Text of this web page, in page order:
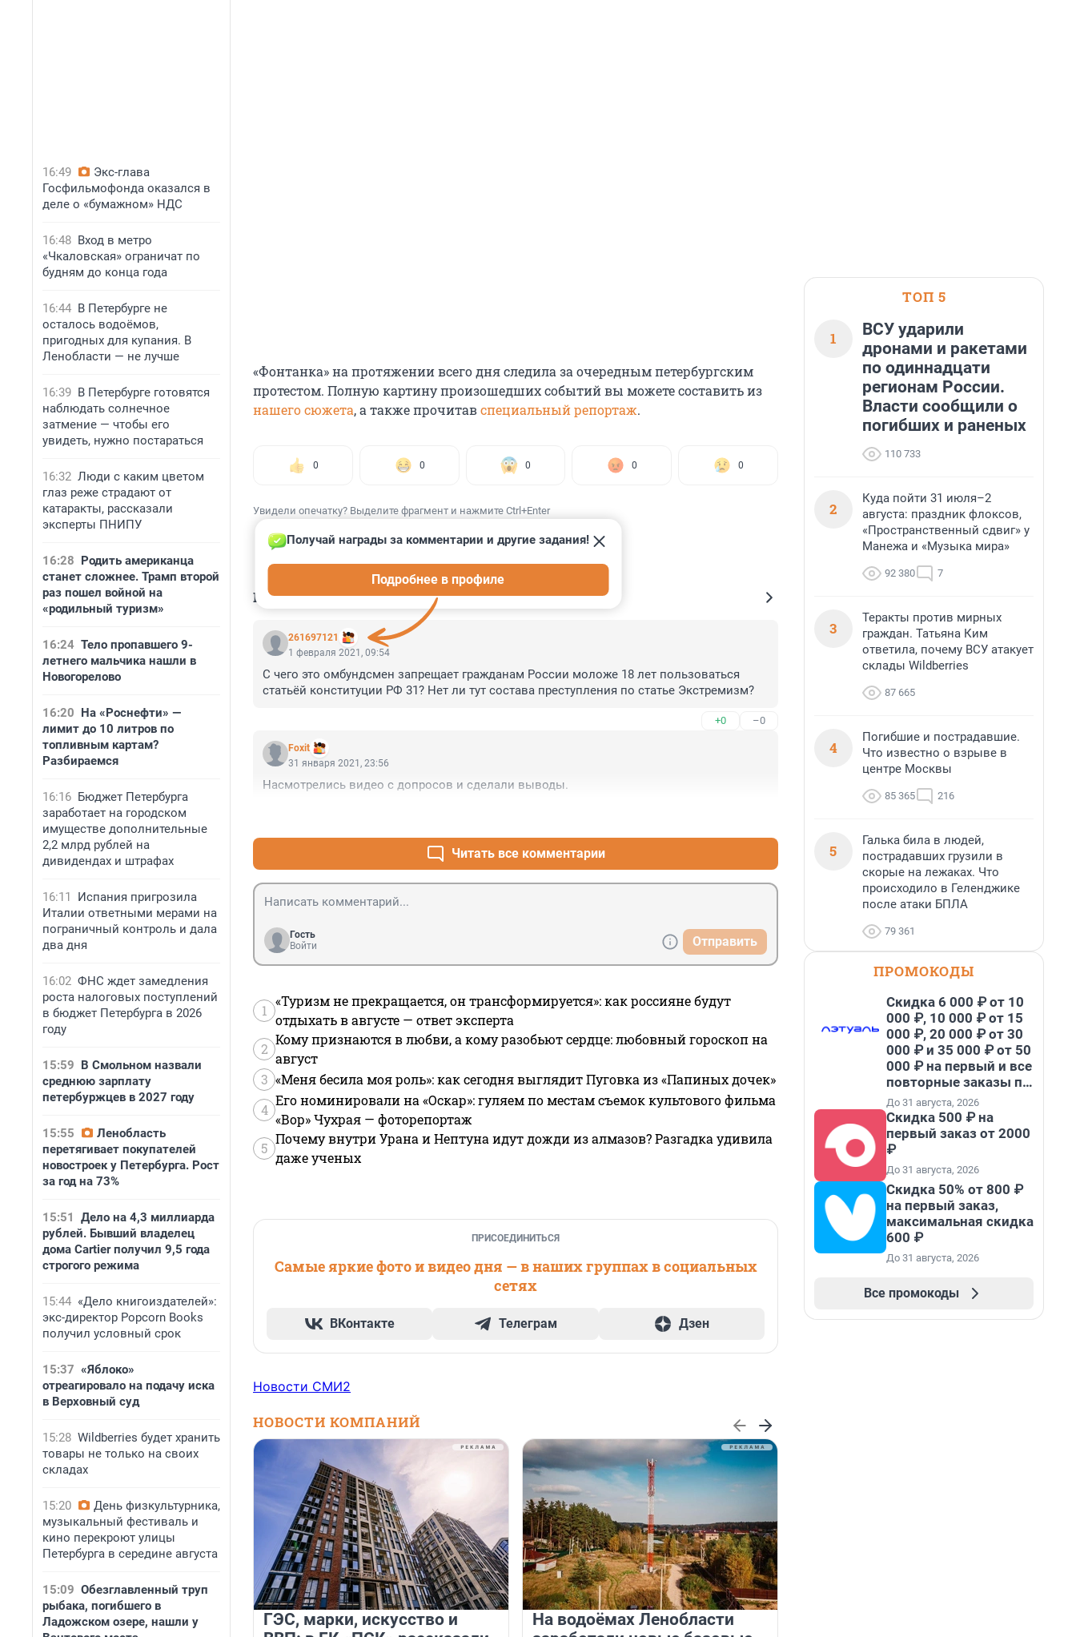
16:49
Экс-глава
Госфильмофонда оказался в
деле о «бумажном» НДС
16:48 Вход в метро
«Чкаловская» ограничат по
будням до конца года
16:44 В Петербурге не
осталось водоёмов,
пригодных для купания. В
Ленобласти — не лучше
16:39 В Петербурге готовятся
наблюдать солнечное
затмение — чтобы его
увидеть, нужно постараться
16:32 Люди с каким цветом
глаз реже страдают от
катаракты, рассказали
эксперты ПНИПУ
16:28 Родить американца
станет сложнее. Трамп второй
раз пошел войной на
«родильный туризм»
16:24 Тело пропавшего 9-
летнего мальчика нашли в
Новогорелово
16:20 На «Роснефти» —
лимит до 10 литров по
топливным картам?
Разбираемся
16:16 Бюджет Петербурга
заработает на городском
имуществе дополнительные
2,2 млрд рублей на
дивидендах и штрафах
16:11
Испания пригрозила
Италии ответными мерами на
пограничный контроль и дала
два дня
16:02 ФНС ждет замедления
роста налоговых поступлений
в бюджет Петербурга в 2026
году
15:59 В Смольном назвали
среднюю зарплату
петербуржцев в 2027 году
15:55
Ленобласть
перетягивает покупателей
новостроек у Петербурга. Рост
за год на 73%
15:51
Дело на 4,3 миллиарда
рублей. Бывший владелец
дома Cartier получил 9,5 года
строгого режима
15:44 «Дело книгоиздателей»:
экс-директор Popcorn Books
получил условный срок
15:37 «Яблоко»
отреагировало на подачу иска
в Верховный суд
15:28 Wildberries будет хранить
товары не только на своих
складах
15:20
День физкультурника,
музыкальный фестиваль и
кино перекроют улицы
Петербурга в середине августа
15:09 Обезглавленный труп
рыбака, погибшего в
Ладожском озере, нашли у
«Фонтанка» на протяжении всего дня следила за очередным петербургским
протестом. Полную картину произошедших событий вы можете составить из
нашего сюжета, а также прочитавспециальный репортаж.
0 0 0 0 0
Увидели опечатку? Выделите фрагмент и нажмите Ctrl+Enter
КОММЕНТАРИИ 4
261697121
Получай награды за комментарии и другие задания!
Подробнее в профиле
1 февраля 2021, 09:54
С чего это омбундсмен запрещает гражданам России моложе 18 лет пользоваться
статьёй конституции РФ 31? Нет ли тут состава преступления по статье Экстремизм?
+0 –0
Foxit
31 января 2021, 23:56
Насмотрелись видео с допросов и сделали выводы.
Читать все комментарии
Гость
Войти
Отправить
1
«Туризм не прекращается, он трансформируется»: как россияне будут
отдыхать в августе — ответ эксперта
2
Кому признаются в любви, а кому разобьют сердце: любовный гороскоп на
август
3 «Меня бесила моя роль»: как сегодня выглядит Пуговка из «Папиных дочек»
4
Его номинировали на «Оскар»: гуляем по местам съемок культового фильма
«Вор» Чухрая — фоторепортаж
5
Почему внутри Урана и Нептуна идут дожди из алмазов? Разгадка удивила
даже ученых
ПРИСОЕДИНИТЬСЯ
Самые яркие фото и видео дня — в наших группах в социальных
сетях
ВКонтакте Телеграм Дзен
Новости СМИ2
НОВОСТИ КОМПАНИЙ
ГЭС, марки, искусство и
На водоёмах Ленобласти
ТОП 5
1
ВСУ ударили
дронами и ракетами
по одиннадцати
регионам России.
Власти сообщили о
погибших и раненых
110 733
2
Куда пойти 31 июля–2
августа: праздник флоксов,
«Пространственный сдвиг» у
Манежа и «Музыка мира»
92 380 7
3
Теракты против мирных
граждан. Татьяна Ким
ответила, почему ВСУ атакует
склады Wildberries
87 665
4
Погибшие и пострадавшие.
Что известно о взрыве в
центре Москвы
85 365 216
5
Галька била в людей,
пострадавших грузили в
скорые на лежаках. Что
происходило в Геленджике
после атаки БПЛА
79 361
ПРОМОКОДЫ
Скидка 6 000 ₽ от 10
000 ₽, 10 000 ₽ от 15
000 ₽, 20 000 ₽ от 30
000 ₽ и 35 000 ₽ от 50
000 ₽ на первый и все
повторные заказы по
промокоду НАБЕРИ
До 31 августа, 2026
Скидка 500 ₽ на
первый заказ от 2000
₽
До 31 августа, 2026
Скидка 50% от 800 ₽
на первый заказ,
максимальная скидка
600 ₽
До 31 августа, 2026
Все промокоды